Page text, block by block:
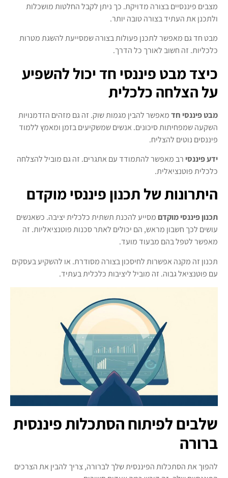
מצבים פיננסיים בצורה מדויקת. כך ניתן לקבל החלטות מושכלות
ולתכנן את העתיד בצורה טובה יותר.
מבט חד גם מאפשר לתכנן פעולות בצורה שמסייעת להשגת מטרות
כלכליות. זה חשוב לאורך כל הדרך.
כיצד מבט פיננסי חד יכול להשפיע
על הצלחה כלכלית
מבט פיננסי חדמאפשר להבין מגמות שוק. זה גם מזהים הזדמנויות
השקעה שמפחיתות סיכונים. אנשים שמשקיעים בזמן ומאמץ ללמוד
פיננסים נוטים להצליח.
ידע פיננסירב מאפשר להתמודד עם אתגרים. זה גם מוביל להצלחה
כלכלית פוטנציאלית.
היתרונות של תכנון פיננסי מוקדם
תכנון פיננסי מוקדםמסייע להכנת תשתית כלכלית יציבה. כשאנשים
עושים לכך חשבון מראש, הם יכולים לאתר סכנות פוטנציאליות. זה
מאפשר לטפל בהם מבעוד מועד.
תכנון זה מקנה אפשרות לחיסכון בצורה מסודרת. או להשקיע בעסקים
עם פוטנציאל גבוה. זה מוביל ליציבות כלכלית בעתיד.
שלבים לפיתוח הסתכלות פיננסית
ברורה
להפוך את הסתכלות הפיננסית שלך לברורה, צריך להבין את הצרכים